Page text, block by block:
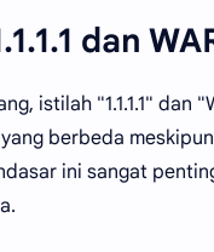
dan
istilah "1.1.1.1"
berbeda
ini sangat